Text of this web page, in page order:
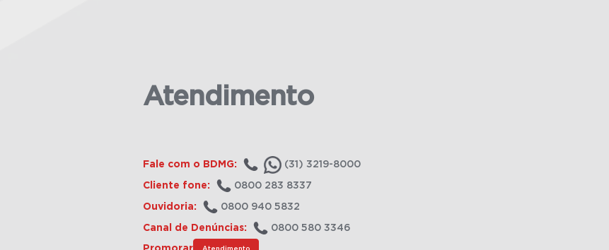
Atendimento
Fale com o BDMG: (31) 3219-8000
Cliente fone: 0800 283 8337
Ouvidoria: 0800 940 5832
Canal de Denúncias: 0800 580 3346
Atendimento